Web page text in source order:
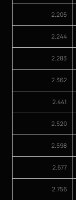
2.205
2.244
2.283
2.362
2.441
2.520
2.598
2.677
2.756